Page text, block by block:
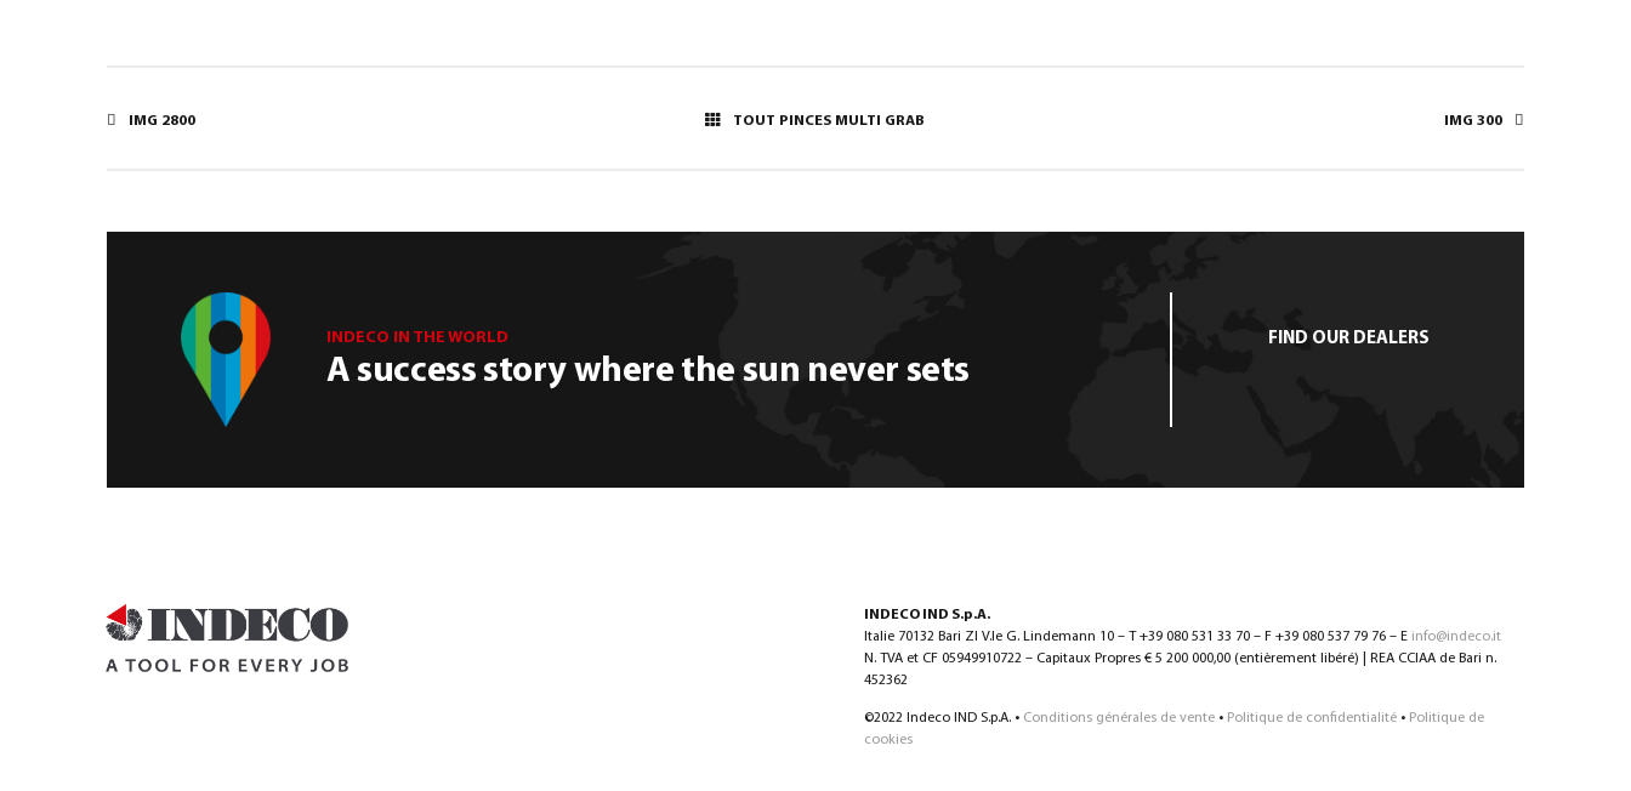
IMG 2800 TOUT PINCES MULTI GRAB IMG 300
INDECO IN THE WORLD
A success story where the sun never sets
FIND OUR DEALERS
INDECO IND S.p.A.
Italie 70132 Bari ZI V.le G. Lindemann 10 – T +39 080 531 33 70 – F +39 080 537 79 76 – E info@indeco.it
N. TVA et CF 05949910722 – Capitaux Propres € 5 200 000,00 (entièrement libéré) | REA CCIAA de Bari n.
452362
©2022 Indeco IND S.p.A. • Conditions générales de vente • Politique de confidentialité • Politique de
cookies